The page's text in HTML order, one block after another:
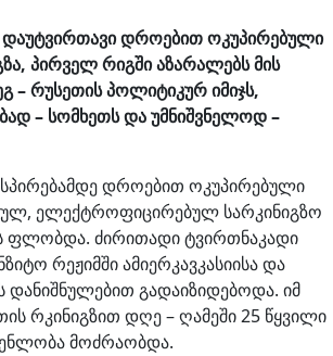
დაუტვირთავი დროებით ოკუპირებული
პირველ რიგში აზარალებს მის
– რუსეთის პოლიტიკურ იმიჯს,
– სომხეთს და უმნიშვნელოდ –
დროებით ოკუპირებული
ელექტროფიცირებულ სარკინიგზო
ფლობდა. ძირითადი ტვირთნაკადი
რეჟიმში ამიერკავკასიისა და
დანიშნულებით გადაიზიდებოდა. იმ
რკინიგზით დღე – ღამეში 25 წყვილი
მოძრაობდა.